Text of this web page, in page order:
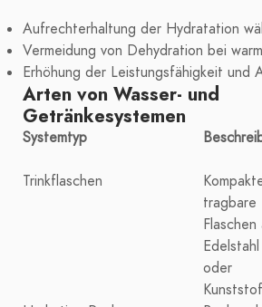
Aufrechterhaltung der Hydratation
Vermeidung von Dehydration bei
Erhöhung der Leistungsfähigkeit und
Arten von Wasser- und
Getränkesystemen
Systemtyp
Trinkflaschen
tragbare
Flaschen
Edelstahl
oder